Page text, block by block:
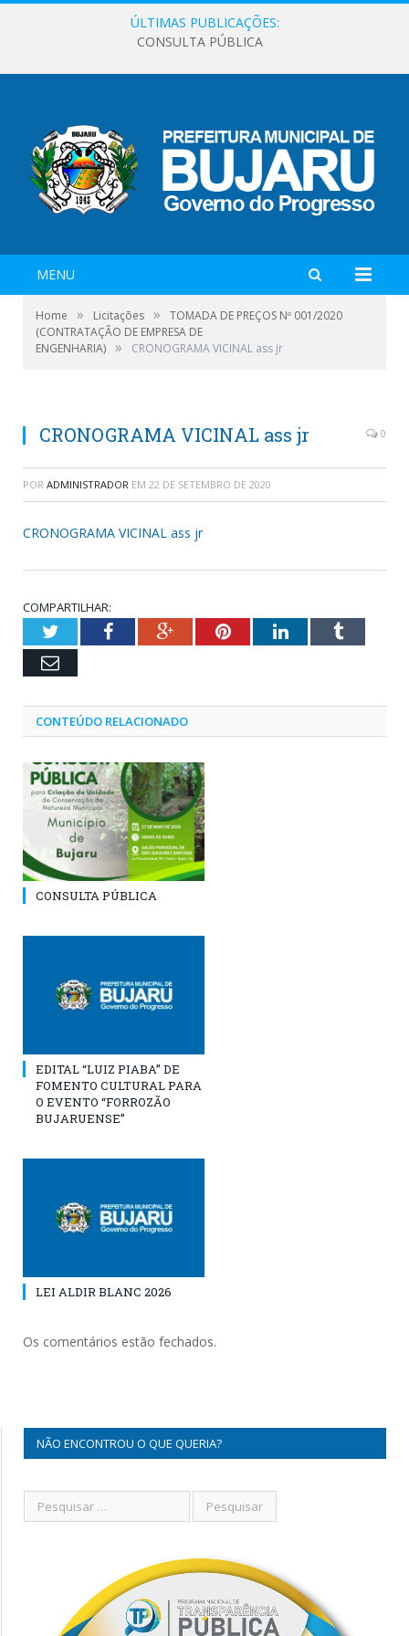
ÚLTIMAS PUBLICAÇÕES:
CONSULTA PÚBLICA
MENU
Home » Licitações »
TOMADA DE PREÇOS Nº 001/2020
(CONTRATAÇÃO DE EMPRESA DE
ENGENHARIA) » CRONOGRAMA VICINAL ass jr
CRONOGRAMA VICINAL ass jr 0
POR ADMINISTRADOR EM 22 DE SETEMBRO DE 2020
CRONOGRAMA VICINAL ass jr
COMPARTILHAR:
TwitterFacebookGoogle+PinterestLinkedInTumblr
Email
CONTEÚDO RELACIONADO
CONSULTA PÚBLICA
EDITAL “LUIZ PIABA” DE
FOMENTO CULTURAL PARA
O EVENTO “FORROZÃO
BUJARUENSE”
LEI ALDIR BLANC 2026
Os comentários estão fechados.
NÃO ENCONTROU O QUE QUERIA?